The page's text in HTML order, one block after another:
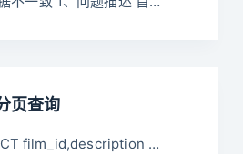
页查询
film_id,description …